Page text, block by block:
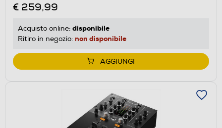
€ 259,99
Acquisto online: disponibile
Ritiro in negozio: non disponibile
AGGIUNGI